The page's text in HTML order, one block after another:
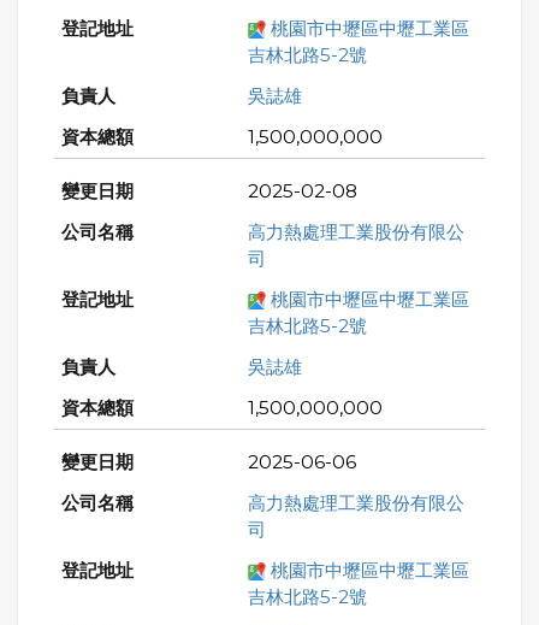
桃園市中壢區中壢工業區
吉林北路5-2號
吳誌雄
1,500,000,000
2025-02-08
高力熱處理工業股份有限公
司
桃園市中壢區中壢工業區
吉林北路5-2號
吳誌雄
1,500,000,000
2025-06-06
高力熱處理工業股份有限公
司
桃園市中壢區中壢工業區
吉林北路5-2號